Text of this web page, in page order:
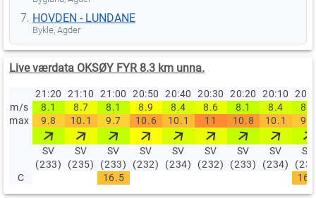
HOVDEN - LUNDANE
Bykle, Agder
Live værdata OKSØY FYR 8.3 km unna.
21:20 21:10 21:00 20:50 20:40 20:30 20:20 20:10
m/s
8.1 8.7 8.1 8.9 8.4 8.6 8.1 8.4
8.2
max
9.8 10.1 9.7 10.6 10.1 11 10.8 10.1 9.9
SV
(233)
SV
(235)
SV
(233)
SV
(232)
SV
(234)
SV
(232)
SV
(233)
SV
(234)
SV
C
16.5